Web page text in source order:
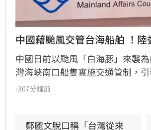
中國藉颱風交管台海船舶 ！陸
中國日前以颱風「白海豚」來襲
灣海峽南口船隻實施交通管制，
反彈。陸委會批評中方聲明粗暴且
-307分鐘前
鄭麗文脫口稱「台灣從來